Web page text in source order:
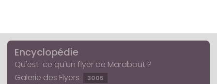
Encyclopédie
Qu'est-ce qu'un flyer de Marabout ?
Galerie des Flyers
3005